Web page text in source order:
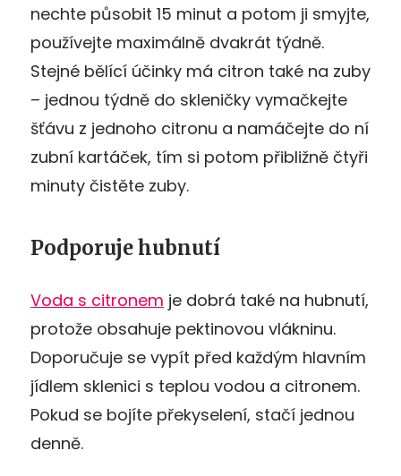
nechte působit 15 minut a potom ji smyjte,
používejte maximálně dvakrát týdně.
Stejné bělící účinky má citron také na zuby
– jednou týdně do skleničky vymačkejte
šťávu z jednoho citronu a namáčejte do ní
zubní kartáček, tím si potom přibližně čtyři
minuty čistěte zuby.
Podporuje hubnutí
Voda s citronem je dobrá také na hubnutí,
protože obsahuje pektinovou vlákninu.
Doporučuje se vypít před každým hlavním
jídlem sklenici s teplou vodou a citronem.
Pokud se bojíte překyselení, stačí jednou
denně.